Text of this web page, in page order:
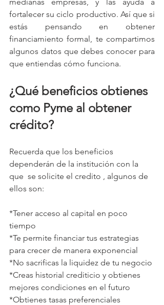
medianas empresas, y las ayuda a
fortalecer su ciclo productivo. Así que si
estás pensando en obtener
financiamiento formal, te compartimos
algunos datos que debes conocer para
que entiendas cómo funciona.
¿Qué beneficios obtienes
como Pyme al obtener
crédito?
Recuerda que los beneficios
dependerán de la institución con la
que  se solicite el credito , algunos de
ellos son:
*Tener acceso al capital en poco
tiempo
*Te permite financiar tus estrategias
para crecer de manera exponencial
*No sacrificas la liquidez de tu negocio
*Creas historial crediticio y obtienes
mejores condiciones en el futuro
*Obtienes tasas preferenciales